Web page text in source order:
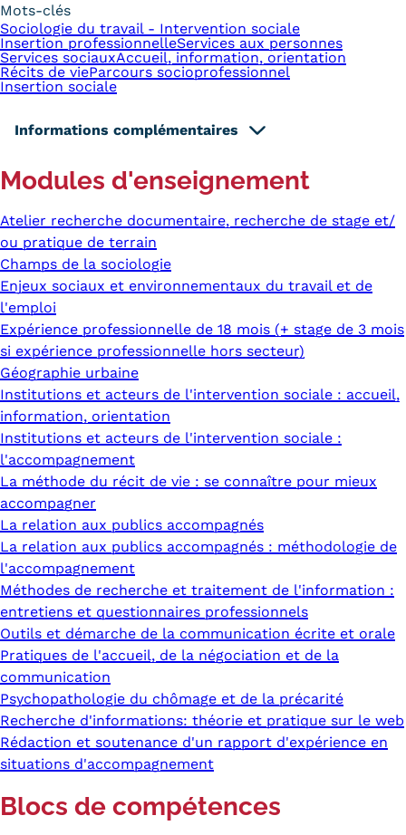
Mots-clés
Sociologie du travail - Intervention sociale
Insertion professionnelleServices aux personnes
Services sociauxAccueil, information, orientation
Récits de vieParcours socioprofessionnel
Insertion sociale
Informations complémentaires
Modules d'enseignement
Atelier recherche documentaire, recherche de stage et/
ou pratique de terrain
Champs de la sociologie
Enjeux sociaux et environnementaux du travail et de
l'emploi
Expérience professionnelle de 18 mois (+ stage de 3 mois
si expérience professionnelle hors secteur)
Géographie urbaine
Institutions et acteurs de l'intervention sociale : accueil,
information, orientation
Institutions et acteurs de l'intervention sociale :
l'accompagnement
La méthode du récit de vie : se connaître pour mieux
accompagner
La relation aux publics accompagnés
La relation aux publics accompagnés : méthodologie de
l'accompagnement
Méthodes de recherche et traitement de l'information :
entretiens et questionnaires professionnels
Outils et démarche de la communication écrite et orale
Pratiques de l'accueil, de la négociation et de la
communication
Psychopathologie du chômage et de la précarité
Recherche d'informations: théorie et pratique sur le web
Rédaction et soutenance d'un rapport d'expérience en
situations d'accompagnement
Blocs de compétences